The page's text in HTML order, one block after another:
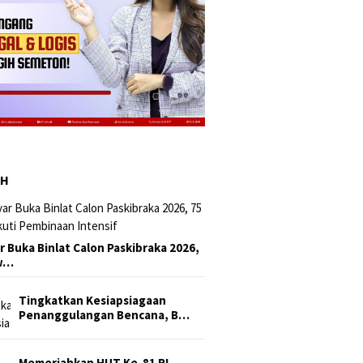
Buka Binlat Calon Paskibraka 2026,
Tingkatkan Kesiapsiagaan
Penanggulangan Bencana, B…